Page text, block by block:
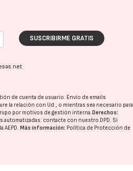
SUSCRIBIRME GRATIS
de cuenta de usuario. Envío de emails
la relación con Ud., o mientras sea necesario para
por motivos de gestión interna. Derechos:
automatizadas: contacte con nuestro DPD. Si
AEPD. Más información: Política de Protección de